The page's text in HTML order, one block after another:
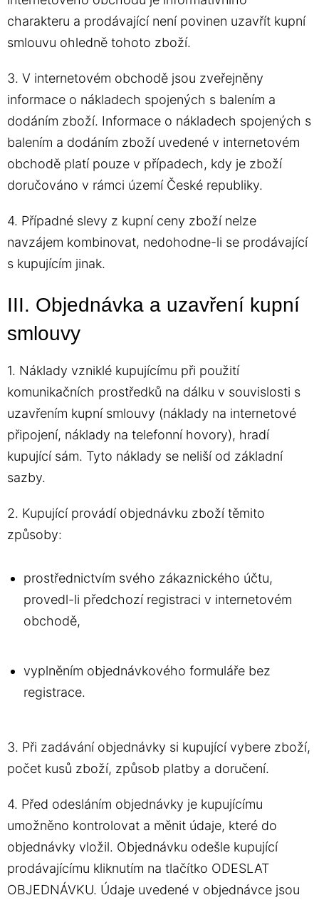
charakteru a prodávající není povinen uzavřít kupní
smlouvu ohledně tohoto zboží.
3. V internetovém obchodě jsou zveřejněny
informace o nákladech spojených s balením a
dodáním zboží. Informace o nákladech spojených s
balením a dodáním zboží uvedené v internetovém
obchodě platí pouze v případech, kdy je zboží
doručováno v rámci území České republiky.
4. Případné slevy z kupní ceny zboží nelze
navzájem kombinovat, nedohodne-li se prodávající
s kupujícím jinak.
III. Objednávka a uzavření kupní
smlouvy
1. Náklady vzniklé kupujícímu při použití
komunikačních prostředků na dálku v souvislosti s
uzavřením kupní smlouvy (náklady na internetové
připojení, náklady na telefonní hovory), hradí
kupující sám. Tyto náklady se neliší od základní
sazby.
2. Kupující provádí objednávku zboží těmito
způsoby:
prostřednictvím svého zákaznického účtu,
provedl-li předchozí registraci v internetovém
obchodě,
vyplněním objednávkového formuláře bez
registrace.
3. Při zadávání objednávky si kupující vybere zboží,
počet kusů zboží, způsob platby a doručení.
4. Před odesláním objednávky je kupujícímu
umožněno kontrolovat a měnit údaje, které do
objednávky vložil. Objednávku odešle kupující
prodávajícímu kliknutím na tlačítko ODESLAT
OBJEDNÁVKU. Údaje uvedené v objednávce jsou